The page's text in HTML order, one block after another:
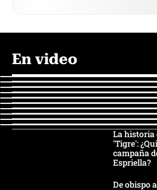
En video
La historia
'Tigre':
campaña
Espriella?
De obispo